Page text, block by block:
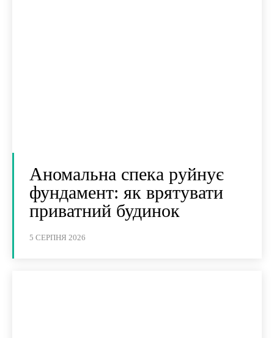
Аномальна спека руйнує
фундамент: як врятувати
приватний будинок
5 СЕРПНЯ 2026